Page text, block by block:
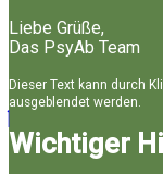
Liebe Grüße,
Das PsyAb Team
Dieser Text kann durch
ausgeblendet werden.
Wichtiger